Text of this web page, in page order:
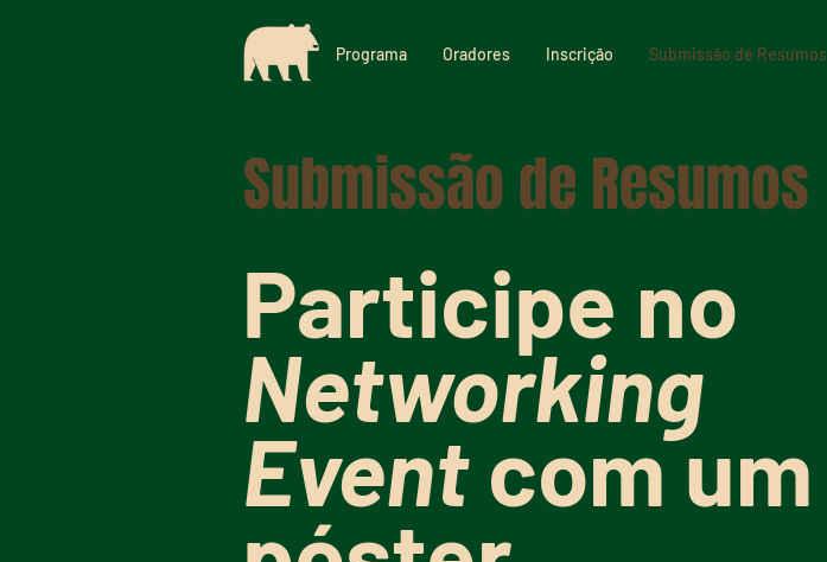
Programa Oradores Inscrição Submissão de Resumos
Submissão de Resumos
Participe no
Networking
Eventcom um